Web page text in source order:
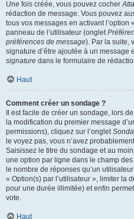
Une fois créée, vous pouvez cocher
rédaction de message. Vous pouvez
tous vos messages en activant l’option
panneau de l’utilisateur (onglet
préférences de message). Par la suite,
signature d’être ajoutée à un message
signature dans le formulaire de
Haut
Comment créer un sondage ?
Il est facile de créer un sondage, lors
la modification du premier message
permissions), cliquez sur l’onglet
le voyez pas, vous n’avez
Saisissez le titre du sondage et au
une option par ligne dans le champ
le nombre de réponses qu’un
« Option(s) par l’utilisateur », limiter la
pour une durée illimitée) et enfin
vote.
Haut